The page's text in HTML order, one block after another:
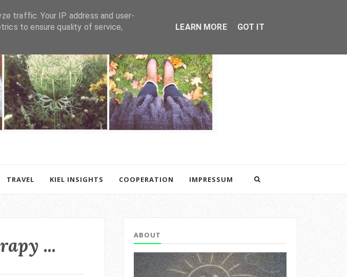
TRAVEL KIEL INSIGHTS COOPERATION IMPRESSUM
... ABOUT
traffic. Your IP address and user-
to ensure quality of service,
LEARN MORE GOT IT